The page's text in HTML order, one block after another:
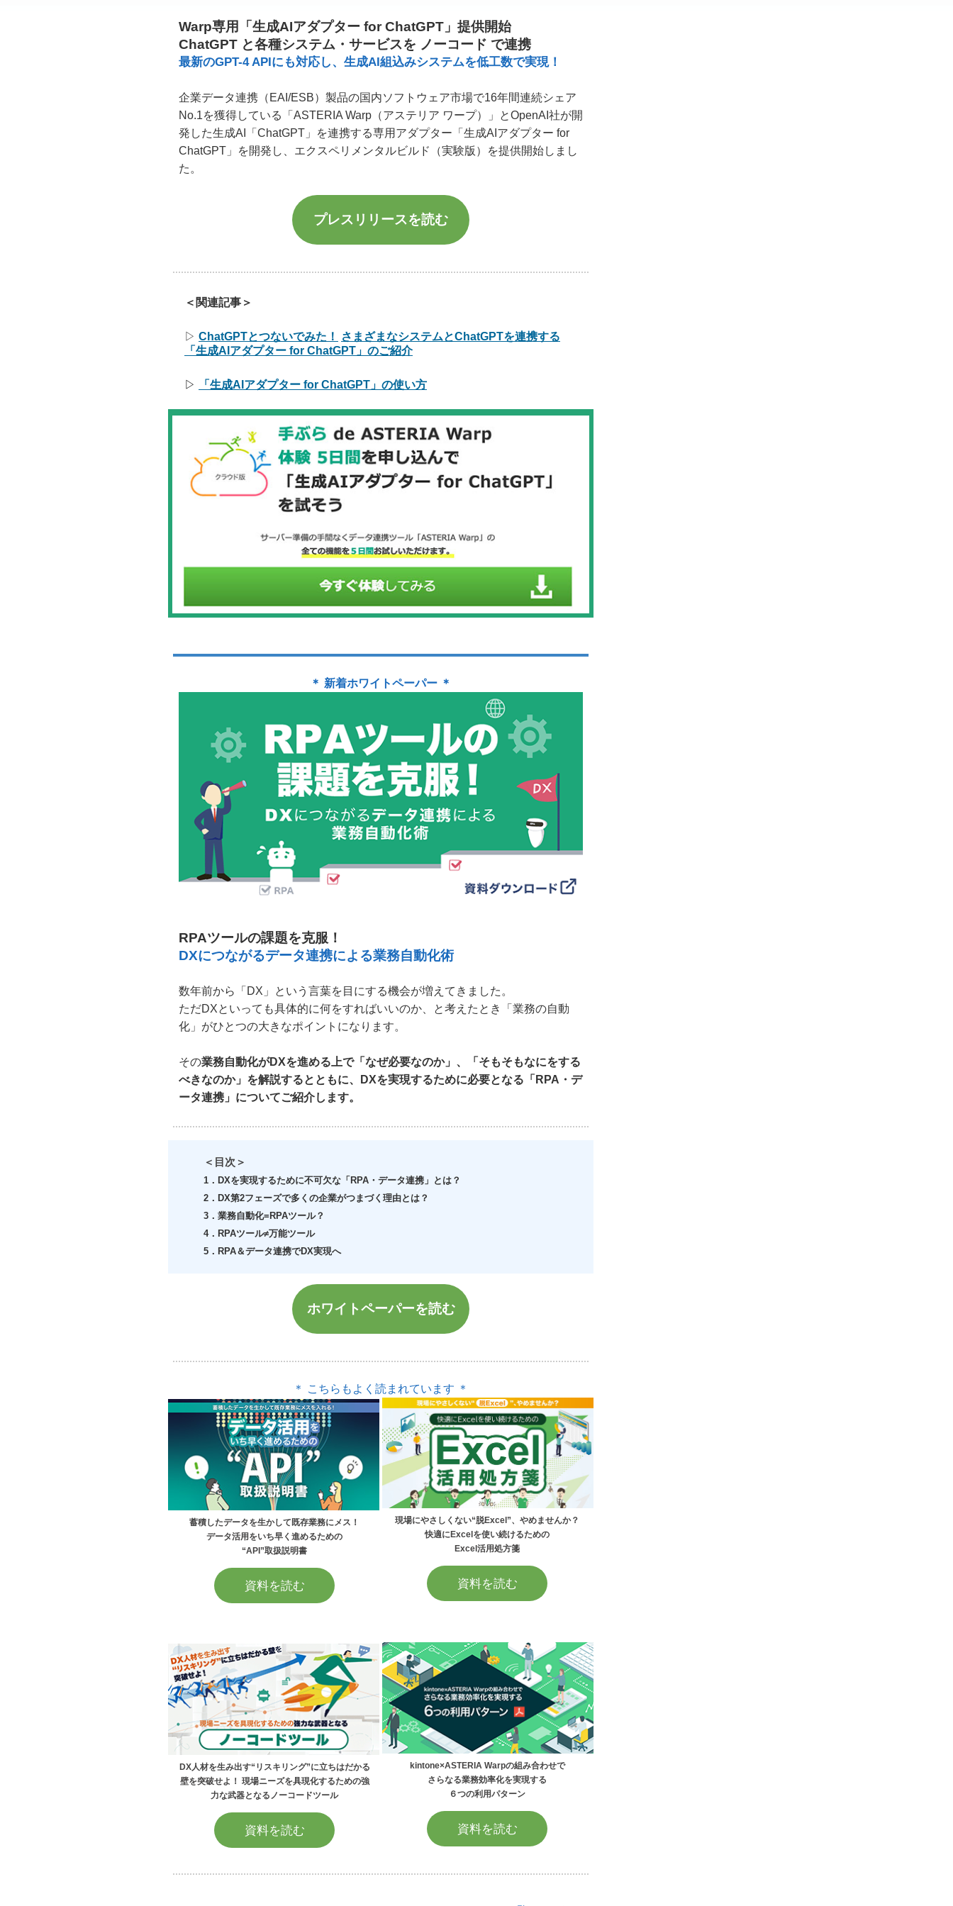
Warp専用「生成AIアダプター for ChatGPT」提供開始
ChatGPT と各種システム・サービスを ノーコード で連携
最新のGPT-4 APIにも対応し、生成AI組込みシステムを低工数で実現！
企業データ連携（EAI/ESB）製品の国内ソフトウェア市場で16年間連続シェア
No.1を獲得している「ASTERIA Warp（アステリア ワープ）」とOpenAI社が開
発した生成AI「ChatGPT」を連携する専用アダプター「生成AIアダプター for
ChatGPT」を開発し、エクスペリメンタルビルド（実験版）を提供開始しまし
た。
プレスリリースを読む
＜関連記事＞
▷ ChatGPTとつないでみた！
さまざまなシステムとChatGPTを連携する
「生成AIアダプター for ChatGPT」のご紹介
▷ 「生成AIアダプター for ChatGPT」の使い方
＊ 新着ホワイトペーパー ＊
RPAツールの課題を克服！
DXにつながるデータ連携による業務自動化術
数年前から「DX」という言葉を目にする機会が増えてきました。
ただDXといっても具体的に何をすればいいのか、と考えたとき「業務の自動
化」がひとつの大きなポイントになります。
その業務自動化がDXを進める上で「なぜ必要なのか」、「そもそもなにをする
べきなのか」を解説するとともに、DXを実現するために必要となる「RPA・デ
ータ連携」についてご紹介します。
＜目次＞
1．DXを実現するために不可欠な「RPA・データ連携」とは？
2．DX第2フェーズで多くの企業がつまづく理由とは？
3．業務自動化=RPAツール？
4．RPAツール≠万能ツール
5．RPA＆データ連携でDX実現へ
ホワイトペーパーを読む
＊ こちらもよく読まれています ＊
蓄積したデータを生かして既存業務にメス！
データ活用をいち早く進めるための
“API”取扱説明書
資料を読む
現場にやさしくない“脱Excel”、やめませんか？
快適にExcelを使い続けるための
Excel活用処方箋
資料を読む
DX人材を生み出す“リスキリング”に立ちはだかる
壁を突破せよ！ 現場ニーズを具現化するための強
力な武器となるノーコードツール
資料を読む
kintone×ASTERIA Warpの組み合わせで
さらなる業務効率化を実現する
６つの利用パターン
資料を読む